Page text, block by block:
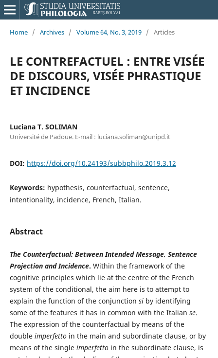
Home / Archives / Volume 64, No. 3, 2019 / Articles
LE CONTREFACTUEL : ENTRE VISÉE
DE DISCOURS, VISÉE PHRASTIQUE
ET INCIDENCE
Luciana T. SOLIMAN
Université de Padoue. E-mail : luciana.soliman@unipd.it
DOI: https://doi.org/10.24193/subbphilo.2019.3.12
Keywords: hypothesis, counterfactual, sentence,
intentionality, incidence, French, Italian.
Abstract
The Counterfactual: Between Intended Message, Sentence
Projection and Incidence. Within the framework of the
cognitive principles which lie at the centre of the French
system of the conditional, the aim here is to attempt to
explain the function of the conjunction si by identifying
some of the features it has in common with the Italian se.
The expression of the counterfactual by means of the
double imperfettoin the main and subordinate clause, or by
means of the single imperfettoin the subordinate clause, is